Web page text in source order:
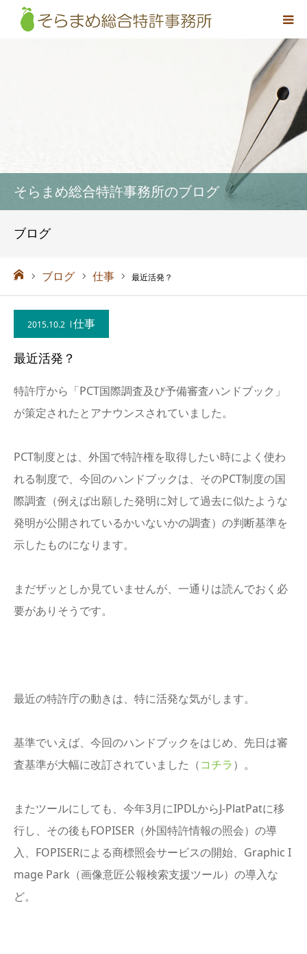
そらまめ総合特許事務所のブログ
ブログ
ム ブログ 仕事 最近活発？
2015.10.2 仕事
最近活発？
特許庁から「PCT国際調査及び予備審査ハンドブック」
が策定されたとアナウンスされていました。
PCT制度とは、外国で特許権を取得したい時によく使わ
れる制度で、今回のハンドブックは、そのPCT制度の国
際調査（例えば出願した発明に対して過去に似たような
発明が公開されているかいないかの調査）の判断基準を
示したものになります。
まだザッとしか見ていませんが、一通りは読んでおく必
要がありそうです。
最近の特許庁の動きは、特に活発な気がします。
基準でいえば、今回のハンドブックをはじめ、先日は審
査基準が大幅に改訂されていました（コチラ）。
またツールにしても、今年3月にIPDLからJ-PlatPatに移
行し、その後もFOPISER（外国特許情報の照会）の導
入、FOPISERによる商標照会サービスの開始、Graphic I
mage Park（画像意匠公報検索支援ツール）の導入な
ど。
料金
採用情報